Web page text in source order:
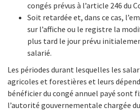
congés prévus à l’article 246 du
Soit retardée et, dans ce cas,
sur l’affiche ou le registre la
plus tard le jour prévu
salarié.
Les périodes durant lesquelles les
agricoles et forestières et leurs
bénéficier du congé annuel payé sont
l’autorité gouvernementale chargée